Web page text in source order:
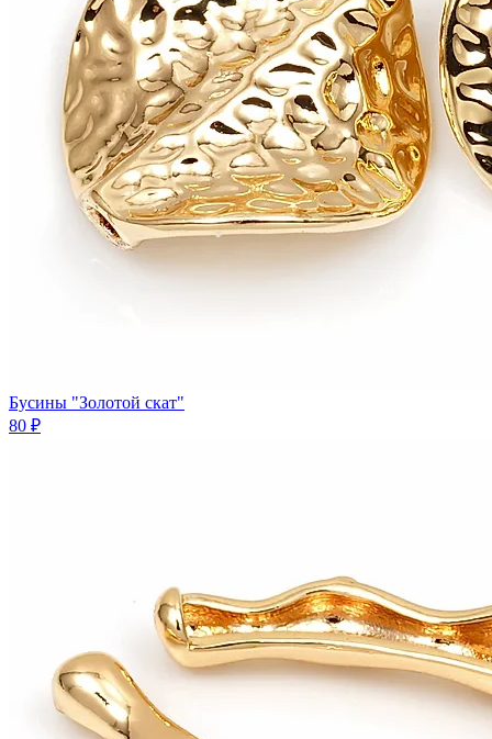
Бусины "Золотой скат"
80 ₽